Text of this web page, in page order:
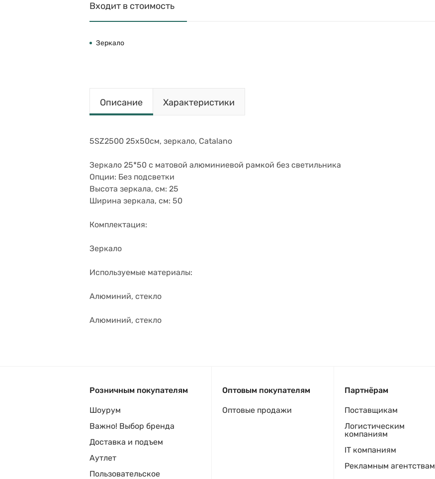
Входит в стоимость
Зеркало
Описание Характеристики
5SZ2500 25х50см, зеркало, Catalano
Зеркало 25*50 с матовой алюминиевой рамкой без светильника
Опции: Без подсветки
Высота зеркала, см: 25
Ширина зеркала, см: 50
Комплектация:
Зеркало
Используемые материалы:
Алюминий, стекло
Алюминий, стекло
Розничным покупателям
Шоурум
Важно! Выбор бренда
Доставка и подъем
Аутлет
Пользовательское
Оптовым покупателям
Оптовые продажи
Партнёрам
Поставщикам
Логистическим
компаниям
IT компаниям
Рекламным агентствам